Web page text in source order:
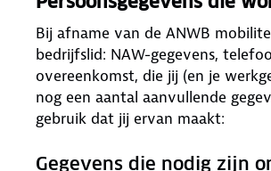
Bij afname van de ANWB
bedrijfslid: NAW-gegevens,
overeenkomst, die jij (en je
nog een aantal aanvullende
gebruik dat jij ervan maakt:
Gegevens die nodig zijn